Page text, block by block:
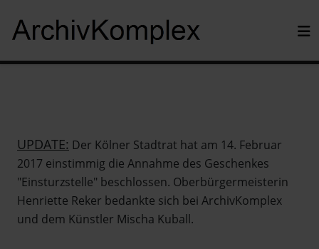
UPDATE: Der Kölner Stadtrat hat am 14. Februar
2017 einstimmig die Annahme des Geschenkes
"Einsturzstelle" beschlossen. Oberbürgermeisterin
Henriette Reker bedankte sich bei ArchivKomplex
und dem Künstler Mischa Kuball.